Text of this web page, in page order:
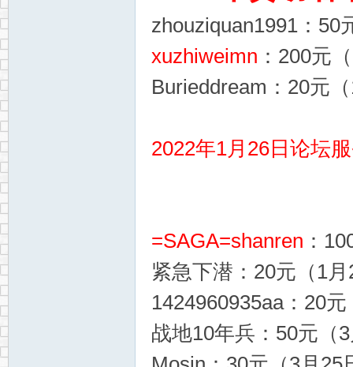
zhouziquan1991：50
xuzhiweimn ：200元
Burieddream：20元
2022年1月26日论坛
=SAGA=shanren ：
紧急下潜：20元（1
1424960935aa：20
战地10年兵：50元（